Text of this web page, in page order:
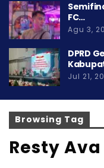
FC…
Agu 3,
DPRD
Jul 21,
Browsing Tag
Resty